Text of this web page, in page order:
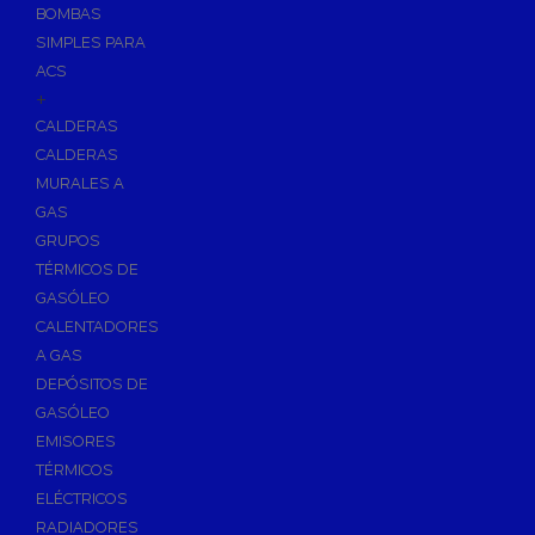
Sumideros para Piscinas
Accesorios para Piscinas
Productos Químicos para Piscinas
Reguladores de PH
Antialgas para Piscinas
Floculante para Piscinas
Cloro para Piscinas
Desinfección de Piscinas sin Cloro
Invernaje de Piscinas
Limpiadores de Piscinas
Kits Analizadores
Dosificadores
Riego, Jardín y Fuentes
BOMBAS
SIMPLES PARA
ACS
+
CALDERAS
CALDERAS
MURALES A
GAS
GRUPOS
TÉRMICOS DE
GASÓLEO
CALENTADORES
A GAS
DEPÓSITOS DE
GASÓLEO
EMISORES
TÉRMICOS
ELÉCTRICOS
RADIADORES